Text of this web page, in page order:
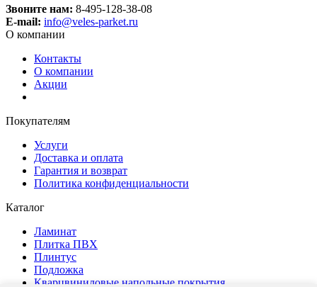
Звоните нам: 8-495-128-38-08
E-mail: info@veles-parket.ru
О компании
Контакты
О компании
Акции
Покупателям
Услуги
Доставка и оплата
Гарантия и возврат
Политика конфиденциальности
Каталог
Ламинат
Плитка ПВХ
Плинтус
Подложка
Кварцвиниловые напольные покрытия